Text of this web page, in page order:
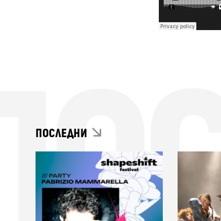
ПОСЛЕДНИ